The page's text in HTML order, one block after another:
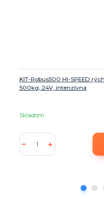
KIT-Robus500 HI-SPEED
500kg, 24V, intenzívna
Skladom